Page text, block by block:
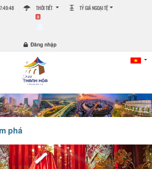
THỜI TIẾT TỶ GIÁ NGOẠI TỆ
0
Đăng nhập
phá